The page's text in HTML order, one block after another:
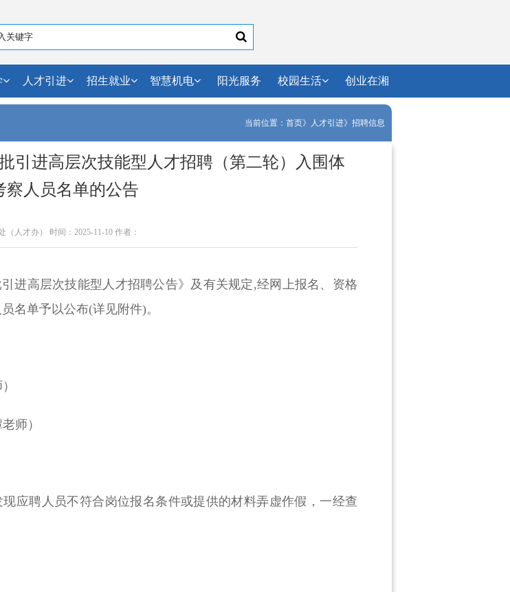
人才引进 招生就业 智慧机电 阳光服务 校园生活 创业在湘
当前位置： 首页》 人才引进》 招聘信息
引进高层次技能型人才招聘（第二轮）入围体
察人员名单的公告
（人才办） 时间：2025-11-10 作者：
进高层次技能型人才招聘公告》及有关规定,经网上报名、资格
名单予以公布(详见附件)。
师）
应聘人员不符合岗位报名条件或提供的材料弄虚作假，一经查